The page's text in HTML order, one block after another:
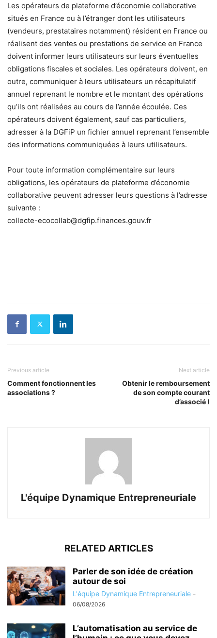
Les opérateurs de plateforme d’économie collaborative
situés en France ou à l’étranger dont les utilisateurs
(vendeurs, prestataires notamment) résident en France ou
réalisent des ventes ou prestations de service en France
doivent informer leurs utilisateurs sur leurs éventuelles
obligations fiscales et sociales. Les opérateurs doivent, en
outre, communiquer à leurs utilisateurs un récapitulatif
annuel reprenant le nombre et le montant des opérations
qu’ils ont réalisées au cours de l’année écoulée. Ces
opérateurs doivent également, sauf cas particuliers,
adresser à la DGFiP un fichier annuel reprenant l’ensemble
des informations communiquées à leurs utilisateurs.
Pour toute information complémentaire sur leurs
obligations, les opérateurs de plateforme d’économie
collaborative peuvent adresser leurs questions à l’adresse
suivante :
collecte-ecocollab@dgfip.finances.gouv.fr
Previous article
Comment fonctionnent les
associations ?
Next article
Obtenir le remboursement
de son compte courant
d’associé !
L'équipe Dynamique Entrepreneuriale
RELATED ARTICLES
Parler de son idée de création
autour de soi
L'équipe Dynamique Entrepreneuriale -
06/08/2026
L’automatisation au service de